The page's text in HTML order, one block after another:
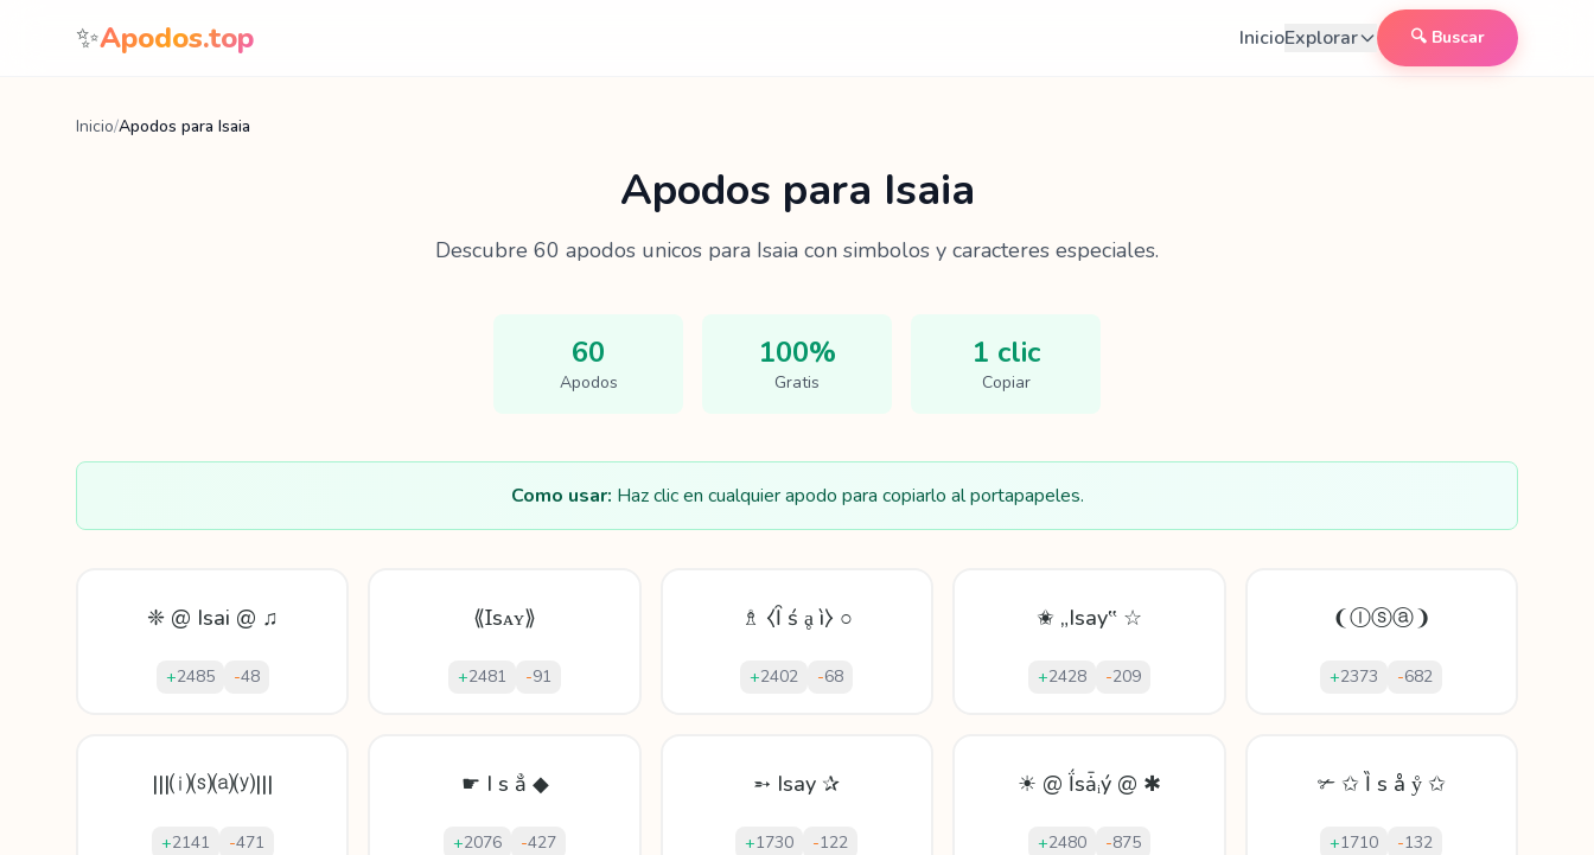
Saltar al contenido
✨Apodos.top InicioExplorar 🔍 Buscar
Inicio/Apodos para Isaia
Apodos para Isaia
Descubre 60 apodos unicos para Isaia con simbolos y caracteres especiales.
60
Apodos
100%
Gratis
1 clic
Copiar
Como usar: Haz clic en cualquier apodo para copiarlo al portapapeles.
❈ @ Isai @ ♫
+2485 -48
⟪Ɪsᴀʏ⟫
+2481 -91
♗ ⧼Ȋ ś ḁ ì⧽ ○
+2402 -68
✬ „Isay‟ ☆
+2428 -209
❨Ⓘⓢⓐ❩
+2373 -682
|||⒤⒮⒜⒴|||
+2141 -471
☛ I ѕ ẳ ◆
+2076 -427
➵ Isay ✰
+1730 -122
☀ @ Ḯsǡᵢý @ ✱
+2480 -875
✃ ✩ Ȉ ѕ å ẙ ✩
+1710 -132